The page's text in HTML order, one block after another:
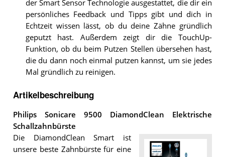
der Smart Sensor Technologie ausgestattet, die dir ein
persönliches Feedback und Tipps gibt und dich in
Echtzeit wissen lässt, ob du deine Zähne gründlich
geputzt hast. Außerdem zeigt dir die TouchUp-
Funktion, ob du beim Putzen Stellen übersehen hast,
die du dann noch einmal putzen kannst, um sie jedes
Mal gründlich zu reinigen.
Artikelbeschreibung
Philips Sonicare 9500 DiamondClean Elektrische
Schallzahnbürste
Die DiamondClean Smart ist
unsere beste Zahnbürste für eine